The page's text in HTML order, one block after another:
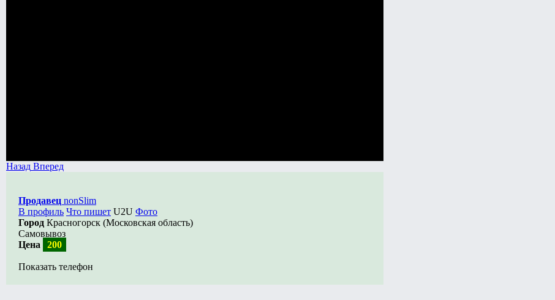
Назад Вперед
Продавец nonSlim
В профиль Что пишет U2U Фото
Город Красногорск (Московская область)
Самовывоз
Цена
200
Показать телефон